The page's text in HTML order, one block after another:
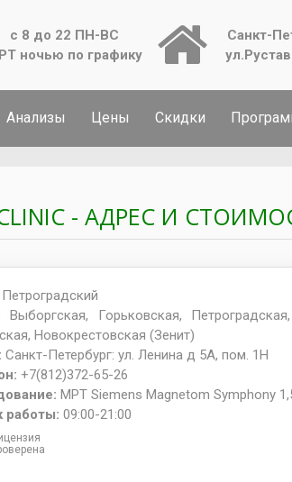
с 8 до 22 ПН-ВС
ночью по графику
Санкт-
Анализы Цены Скидки
- АДРЕС И
Петроградский
Выборгская, Горьковская,
Новокрестовская (Зенит)
Санкт-Петербург: ул. Ленина д 5А, пом. 1Н
+7(812)372-65-26
МРТ Siemens Magnetom Symphony
работы: 09:00-21:00